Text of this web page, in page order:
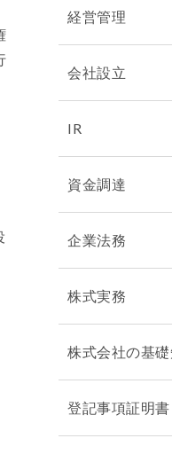
経営管理
会社設立
IR
資金調達
企業法務
株式実務
株式会社の基
登記事項証明書